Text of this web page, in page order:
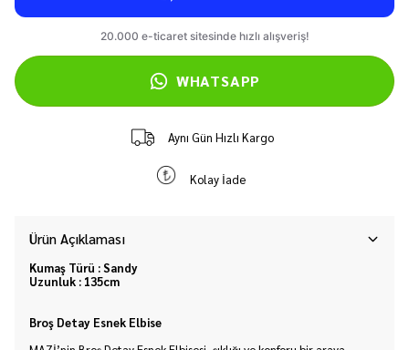
WHATSAPP
Aynı Gün Hızlı Kargo
Kolay İade
Ürün Açıklaması
Kumaş Türü : Sandy
Uzunluk : 135cm
Broş Detay Esnek Elbise